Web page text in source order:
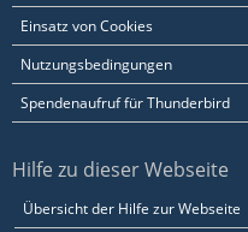
Einsatz von Cookies
Nutzungsbedingungen
Spendenaufruf für Thunderbird
Hilfe zu dieser Webseite
Übersicht der Hilfe zur Webseite